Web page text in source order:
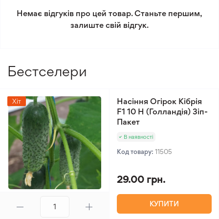
Мінімальне замовлення 300 грн.
Немає відгуків про цей товар. Станьте першим,
залиште свій відгук.
Бестселери
Хіт
Насіння Огірок Кібрія
F1 10 Н (Голландія) Зіп-
Пакет
В наявності
Код товару: 11505
29.00 грн.
КУПИТИ